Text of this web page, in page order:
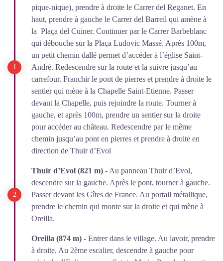
pique-nique), prendre à droite le Carrer del Reganet. En
haut, prendre à gauche le Carrer del Barreil qui amène à
la Plaça del Cuiner. Continuer par le Carrer Barbeblanc
qui débouche sur la Plaça Ludovic Massé. Après 100m,
un petit chemin dallé permet d’accéder à l’église Saint-
André. Redescendre sur la route et la suivre jusqu’au
carrefour. Franchir le pont de pierres et prendre à droite le
sentier qui mène à la Chapelle Saint-Etienne. Passer
devant la Chapelle, puis rejoindre la route. Tourner à
gauche, et après 100m, prendre un sentier sur la droite
pour accéder au château. Redescendre par le même
chemin jusqu’au pont en pierres et prendre à droite en
direction de Thuir d’Evol
Thuir d’Evol (821 m) - Au panneau Thuir d’Evol,
descendre sur la gauche. Après le pont, tourner à gauche.
Passer devant les Gîtes de France. Au portail métallique,
prendre le chemin qui monte sur la droite et qui mène à
Oreilla.
Oreilla (874 m) - Entrer dans le village. Au lavoir, prendre
à droite. Au 2ème escalier, descendre à gauche pour